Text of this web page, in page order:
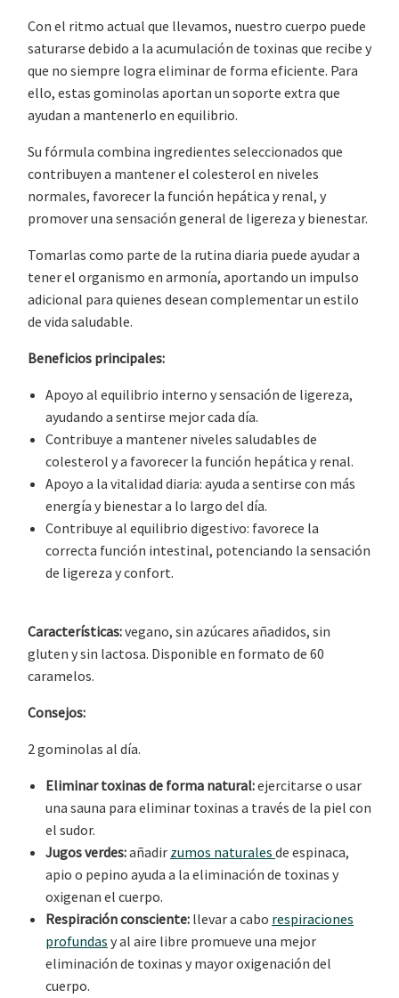
Con el ritmo actual que llevamos, nuestro cuerpo puede
saturarse debido a la acumulación de toxinas que recibe y
que no siempre logra eliminar de forma eficiente. Para
ello, estas gominolas aportan un soporte extra que
ayudan a mantenerlo en equilibrio.
Su fórmula combina ingredientes seleccionados que
contribuyen a mantener el colesterol en niveles
normales, favorecer la función hepática y renal, y
promover una sensación general de ligereza y bienestar.
Tomarlas como parte de la rutina diaria puede ayudar a
tener el organismo en armonía, aportando un impulso
adicional para quienes desean complementar un estilo
de vida saludable.
Beneficios principales:
Apoyo al equilibrio interno y sensación de ligereza,
ayudando a sentirse mejor cada día.
Contribuye a mantener niveles saludables de
colesterol y a favorecer la función hepática y renal.
Apoyo a la vitalidad diaria: ayuda a sentirse con más
energía y bienestar a lo largo del día.
Contribuye al equilibrio digestivo: favorece la
correcta función intestinal, potenciando la sensación
de ligereza y confort.
Características:vegano, sin azúcares añadidos, sin
gluten y sin lactosa. Disponible en formato de 60
caramelos.
Consejos:
2 gominolas al día.
Eliminar toxinas de forma natural:ejercitarse o usar
una sauna para eliminar toxinas a través de la piel con
el sudor.
Jugos verdes:añadir zumos naturales de espinaca,
apio o pepino ayuda a la eliminación de toxinas y
oxigenan el cuerpo.
Respiración consciente: llevar a cabo respiraciones
profundas y al aire libre promueve una mejor
eliminación de toxinas y mayor oxigenación del
cuerpo.